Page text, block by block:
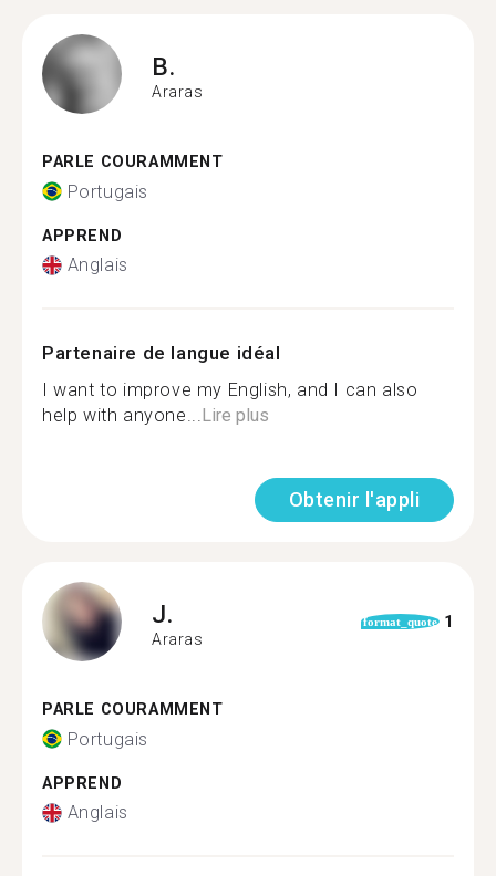
B.
Araras
PARLE COURAMMENT
Portugais
APPREND
Anglais
Partenaire de langue idéal
I want to improve my English, and I can also
help with anyone...Lire plus
Obtenir l'appli
J.
Araras
format_quote 1
PARLE COURAMMENT
Portugais
APPREND
Anglais